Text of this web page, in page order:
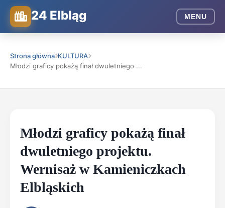
24 Elbląg MENU
Strona główna KULTURA
Młodzi graficy pokażą finał dwuletniego ...
Młodzi graficy pokażą finał
dwuletniego projektu.
Wernisaż w Kamieniczkach
Elbląskich